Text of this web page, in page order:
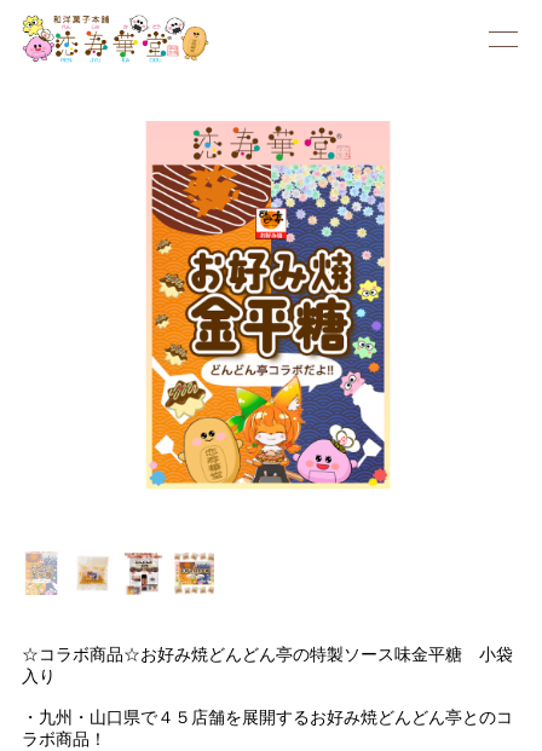
☆コラボ商品☆お好み焼どんどん亭の特製ソース味金平糖 小袋
入り
・九州・山口県で４５店舗を展開するお好み焼どんどん亭とのコ
ラボ商品！